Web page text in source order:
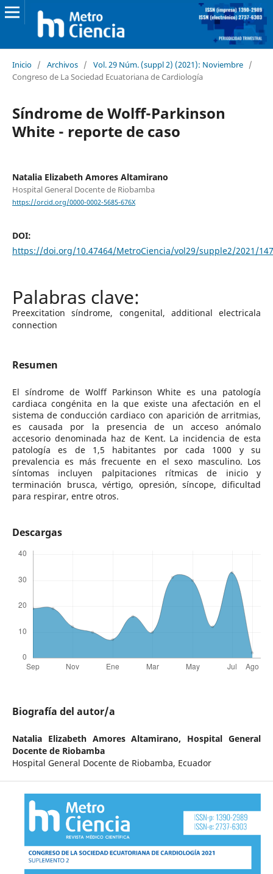
Inicio / Archivos / Vol. 29 Núm. (suppl 2) (2021): Noviembre /
Congreso de La Sociedad Ecuatoriana de Cardiología
Síndrome de Wolff-Parkinson
White - reporte de caso
Natalia Elizabeth Amores Altamirano
Hospital General Docente de Riobamba
https://orcid.org/0000-0002-5685-676X
DOI:
https://doi.org/10.47464/MetroCiencia/vol29/supple2/2021/147
Preexcitation síndrome, congenital, additional electricala
connection
Resumen
El síndrome de Wolff Parkinson White es una patología
cardiaca congénita en la que existe una afectación en el
sistema de conducción cardiaco con aparición de arritmias,
es causada por la presencia de un acceso anómalo
accesorio denominada haz de Kent. La incidencia de esta
patología es de 1,5 habitantes por cada 1000 y su
prevalencia es más frecuente en el sexo masculino. Los
síntomas incluyen palpitaciones rítmicas de inicio y
terminación brusca, vértigo, opresión, síncope, dificultad
para respirar, entre otros.
Descargas
Biografía del autor/a
Natalia Elizabeth Amores Altamirano, Hospital General
Docente de Riobamba
Hospital General Docente de Riobamba, Ecuador